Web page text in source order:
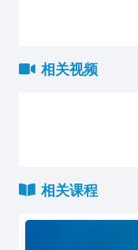
相关视频
相关课程